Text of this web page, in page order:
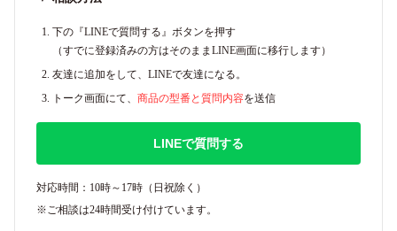
下の『LINEで質問する』ボタンを押す
（すでに登録済みの方はそのままLINE画面に移行します）
友達に追加をして、LINEで友達になる。
トーク画面にて、 商品の型番と質問内容を送信
LINEで質問する
対応時間：10時～17時（日祝除く）
※ご相談は24時間受け付けています。